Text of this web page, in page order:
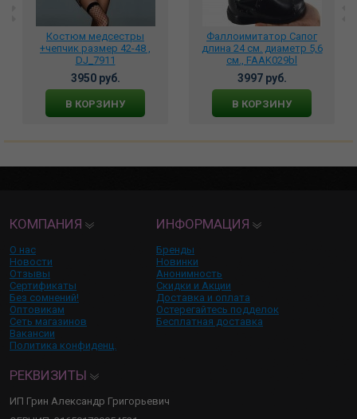
Костюм медсестры
+чепчик размер 42-48 ,
DJ_7911
3950 руб.
В КОРЗИНУ
Фаллоимитатор Сапог
длина 24 см. диаметр 5,6
см., FAAK029bl
3997 руб.
В КОРЗИНУ
КОМПАНИЯ
О нас
Новости
Отзывы
Сертификаты
Без сомнений!
Оптовикам
Сеть магазинов
Вакансии
Политика конфиденц.
ИНФОРМАЦИЯ
Бренды
Новинки
Анонимность
Скидки и Акции
Доставка и оплата
Остерегайтесь подделок
Бесплатная доставка
РЕКВИЗИТЫ
ИП Грин Александр Григорьевич